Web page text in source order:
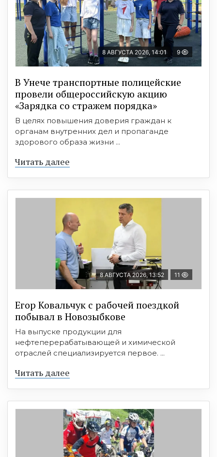
8 АВГУСТА 2026, 14:01 9
В Унече транспортные полицейские
провели общероссийскую акцию
«Зарядка со стражем порядка»
В целях повышения доверия граждан к
органам внутренних дел и пропаганде
здорового образа жизни ...
Читать далее
8 АВГУСТА 2026, 13:52 11
Егор Ковальчук с рабочей поездкой
побывал в Новозыбкове
На выпуске продукции для
нефтеперерабатывающей и химической
отраслей специализируется первое. ...
Читать далее